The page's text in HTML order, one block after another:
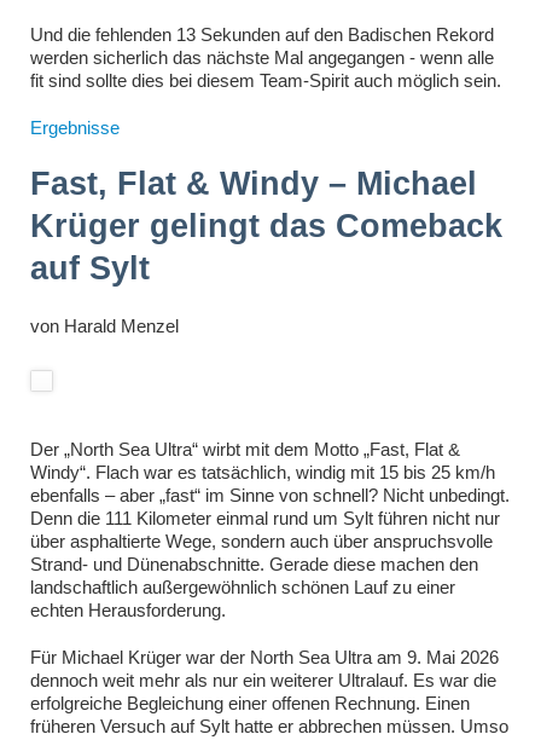
Und die fehlenden 13 Sekunden auf den Badischen Rekord
werden sicherlich das nächste Mal angegangen - wenn alle
fit sind sollte dies bei diesem Team-Spirit auch möglich sein.
Ergebnisse
Fast, Flat & Windy – Michael
Krüger gelingt das Comeback
auf Sylt
von Harald Menzel
Der „North Sea Ultra“ wirbt mit dem Motto „Fast, Flat &
Windy“. Flach war es tatsächlich, windig mit 15 bis 25 km/h
ebenfalls – aber „fast“ im Sinne von schnell? Nicht unbedingt.
Denn die 111 Kilometer einmal rund um Sylt führen nicht nur
über asphaltierte Wege, sondern auch über anspruchsvolle
Strand- und Dünenabschnitte. Gerade diese machen den
landschaftlich außergewöhnlich schönen Lauf zu einer
echten Herausforderung.
Für Michael Krüger war der North Sea Ultra am 9. Mai 2026
dennoch weit mehr als nur ein weiterer Ultralauf. Es war die
erfolgreiche Begleichung einer offenen Rechnung. Einen
früheren Versuch auf Sylt hatte er abbrechen müssen. Umso